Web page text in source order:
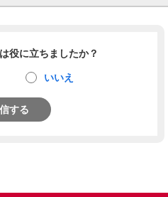
役に立ちましたか？
いいえ
する